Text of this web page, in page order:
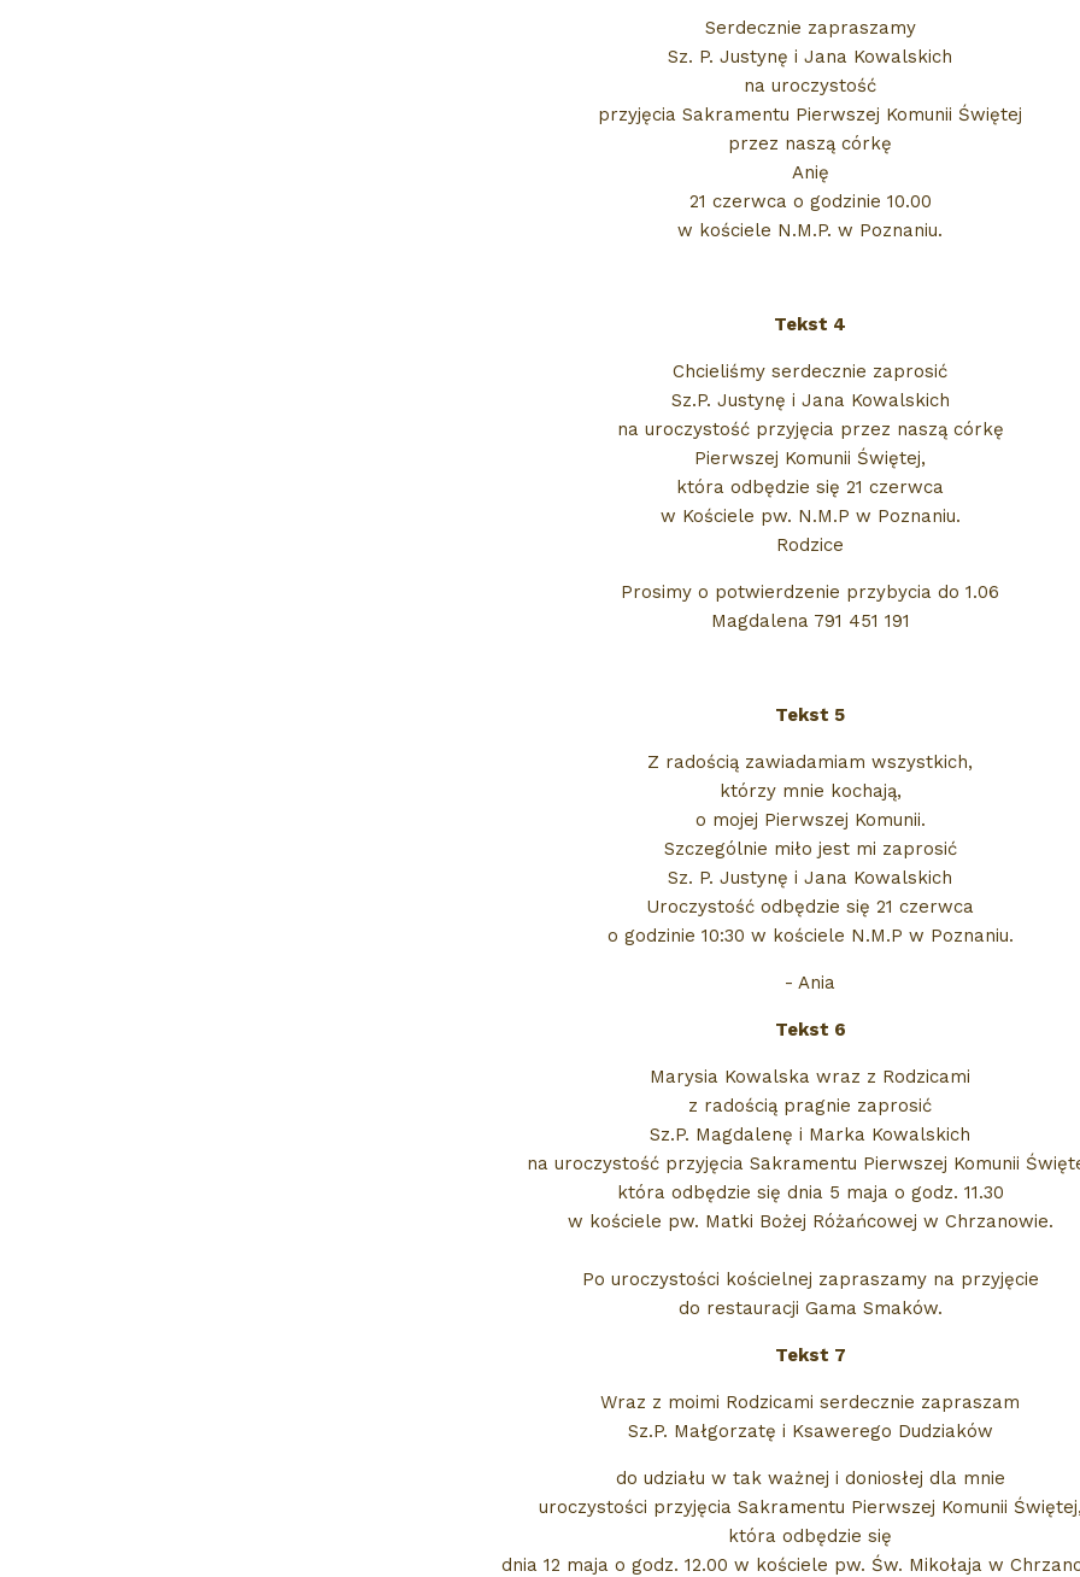
Serdecznie zapraszamy
Sz. P. Justynę i Jana Kowalskich
na uroczystość
przyjęcia Sakramentu Pierwszej Komunii Świętej
przez naszą córkę
Anię
21 czerwca o godzinie 10.00
w kościele N.M.P. w Poznaniu.
Tekst 4
Chcieliśmy serdecznie zaprosić
Sz.P. Justynę i Jana Kowalskich
na uroczystość przyjęcia przez naszą córkę
Pierwszej Komunii Świętej,
która odbędzie się 21 czerwca
w Kościele pw. N.M.P w Poznaniu.
Rodzice
Prosimy o potwierdzenie przybycia do 1.06
Magdalena 791 451 191
Tekst 5
Z radością zawiadamiam wszystkich,
którzy mnie kochają,
o mojej Pierwszej Komunii.
Szczególnie miło jest mi zaprosić
Sz. P. Justynę i Jana Kowalskich
Uroczystość odbędzie się 21 czerwca
o godzinie 10:30 w kościele N.M.P w Poznaniu.
- Ania
Tekst 6
Marysia Kowalska wraz z Rodzicami
z radością pragnie zaprosić
Sz.P. Magdalenę i Marka Kowalskich
na uroczystość przyjęcia Sakramentu Pierwszej Komunii
która odbędzie się dnia 5 maja o godz. 11.30
w kościele pw. Matki Bożej Różańcowej w Chrzanowie.
Po uroczystości kościelnej zapraszamy na przyjęcie
do restauracji Gama Smaków.
Tekst 7
Wraz z moimi Rodzicami serdecznie zapraszam
Sz.P. Małgorzatę i Ksawerego Dudziaków
do udziału w tak ważnej i doniosłej dla mnie
uroczystości przyjęcia Sakramentu Pierwszej Komunii Świętej,
która odbędzie się
dnia 12 maja o godz. 12.00 w kościele pw. Św. Mikołaja w